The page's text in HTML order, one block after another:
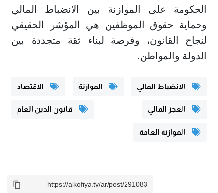
الحكومة على الموازنة بين الانضباط المالي
وحماية حقوق الموظفين هي المؤشر الحقيقي
لنجاح القانون، وفرصة لبناء ثقة متجددة بين
الدولة والمواطن.
الانضباط المالي الموازنة الاقتصاد
العجز المالي قانون الدين العام
الموازنة العامة